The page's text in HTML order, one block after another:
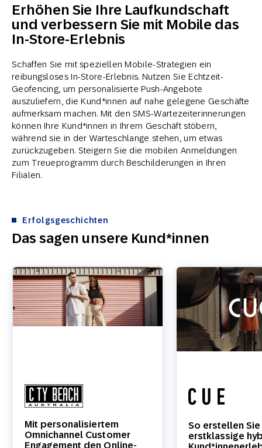
Erhöhen Sie Ihre Laufkundschaft
und verbessern Sie mit Mobile das
In-Store-Erlebnis
Schaffen Sie mit speziellen Mobile-Strategien ein
reibungsloses In-Store-Erlebnis. Nutzen Sie Echtzeit-
Geofencing, um personalisierte Push-Angebote
auszuliefern, die Kund*innen auf nahe gelegene Geschäfte
aufmerksam machen. Mit den SMS-Wartezeiterinnerungen
können Ihre Kund*innen in Ihrem Geschäft stöbern,
während sie in der Warteschlange stehen, um etwas
zurückzugeben. Steigern Sie die mobilen Anmeldungen
zum Treueprogramm durch Beschilderungen in Ihren
Filialen.
Das sagen unsere Kund*innen
Erfolgsgeschichten
Mit personalisiertem
Omnichannel Customer
Engagement den Online-
So erstellen Sie
erstklassige